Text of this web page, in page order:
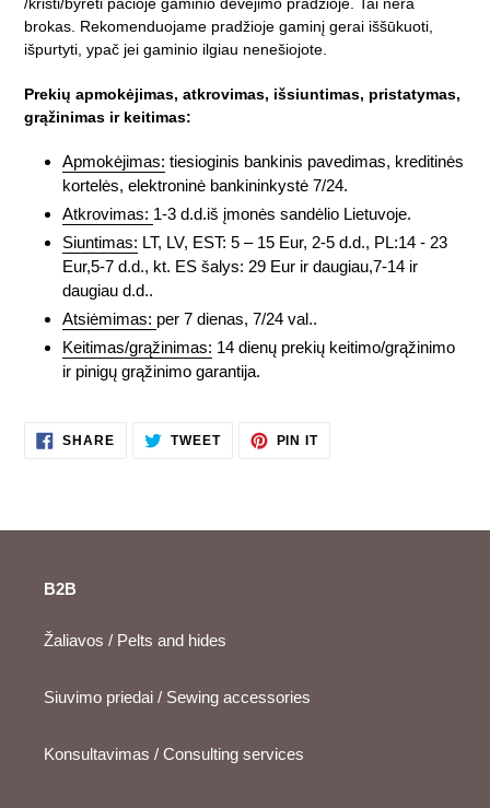
brokas. Rekomenduojame pradžioje gaminį gerai iššūkuoti,
išpurtyti, ypač jei gaminio ilgiau nenešiojote.
Prekių apmokėjimas, atkrovimas, išsiuntimas, pristatymas,
grąžinimas ir keitimas:
Apmokėjimas: tiesioginis bankinis pavedimas, kreditinės
kortelės, elektroninė bankininkystė 7/24.
Atkrovimas: 1-3 d.d.iš įmonės sandėlio Lietuvoje.
Siuntimas: LT, LV, EST: 5 – 15 Eur, 2-5 d.d., PL:14 - 23
Eur,5-7 d.d., kt. ES šalys: 29 Eur ir daugiau,7-14 ir
daugiau d.d..
Atsiėmimas: per 7 dienas, 7/24 val..
Keitimas/grąžinimas: 14 dienų prekių keitimo/grąžinimo
ir pinigų grąžinimo garantija.
SHARESHARE TWEETTWEET
PIN ITPIN
B2B
Žaliavos / Pelts and hides
Siuvimo priedai / Sewing accessories
Konsultavimas / Consulting services